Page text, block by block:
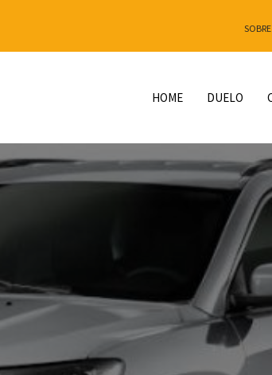
SOBRE
HOME DUELO